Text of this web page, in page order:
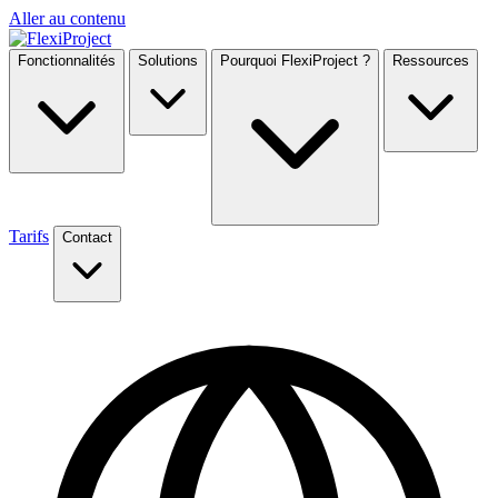
Aller au contenu
Fonctionnalités Solutions Pourquoi FlexiProject ? Ressources
Tarifs Contact